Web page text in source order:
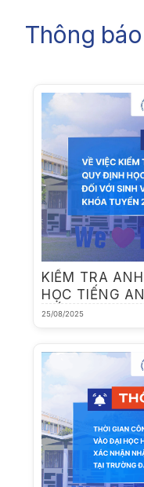
Thông
KIỂM TRA
HỌC TIẾNG
ĐỐI VỚI SINH
25/08/2025